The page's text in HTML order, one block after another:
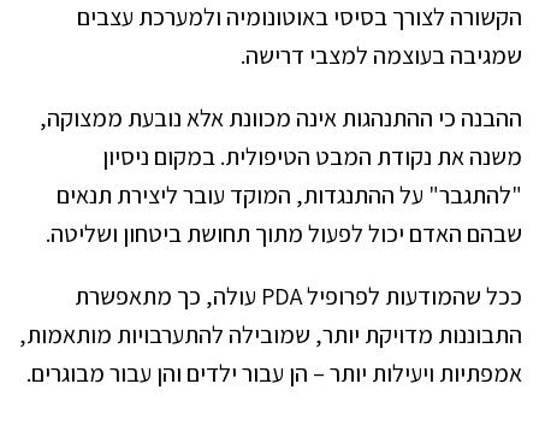
הקשורה לצורך בסיסי באוטונומיה ולמערכת עצבים
שמגיבה בעוצמה למצבי דרישה.
ההבנה כי ההתנהגות אינה מכוונת אלא נובעת ממצוקה,
משנה את נקודת המבט הטיפולית. במקום ניסיון
"להתגבר" על ההתנגדות, המוקד עובר ליצירת תנאים
שבהם האדם יכול לפעול מתוך תחושת ביטחון ושליטה.
ככל שהמודעות לפרופיל PDA עולה, כך מתאפשרת
התבוננות מדויקת יותר, שמובילה להתערבויות מותאמות,
אמפתיות ויעילות יותר – הן עבור ילדים והן עבור מבוגרים.